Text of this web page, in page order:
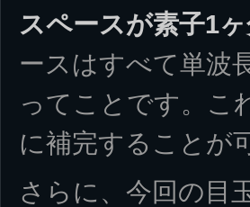
スペースが素子1
ースはすべて単波
ってことです。こ
に補完することが
さらに、今回の目